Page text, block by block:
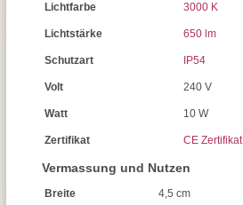
Lichtfarbe 3000 K
Lichtstärke 650 lm
Schutzart IP54
Volt 240 V
Watt 10 W
Zertifikat CE Zertifikat
Vermassung und Nutzen
Breite 4,5 cm